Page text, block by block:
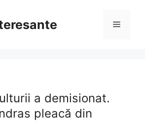
Menu
a demisionat.
pleacă din